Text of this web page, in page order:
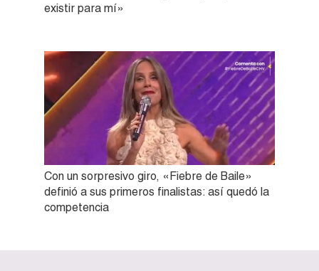
existir para mí»
Con un sorpresivo giro, «Fiebre de Baile»
definió a sus primeros finalistas: así quedó la
competencia